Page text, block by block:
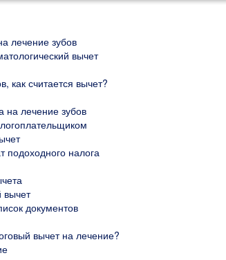
лечение зубов
вычет
как считается вычет?
лечение зубов
подоходного налога
вычет
документов
вычет на лечение?